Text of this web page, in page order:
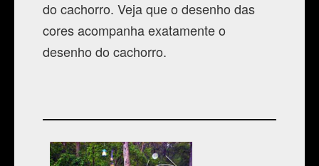
do cachorro. Veja que o desenho das
cores acompanha exatamente o
desenho do cachorro.